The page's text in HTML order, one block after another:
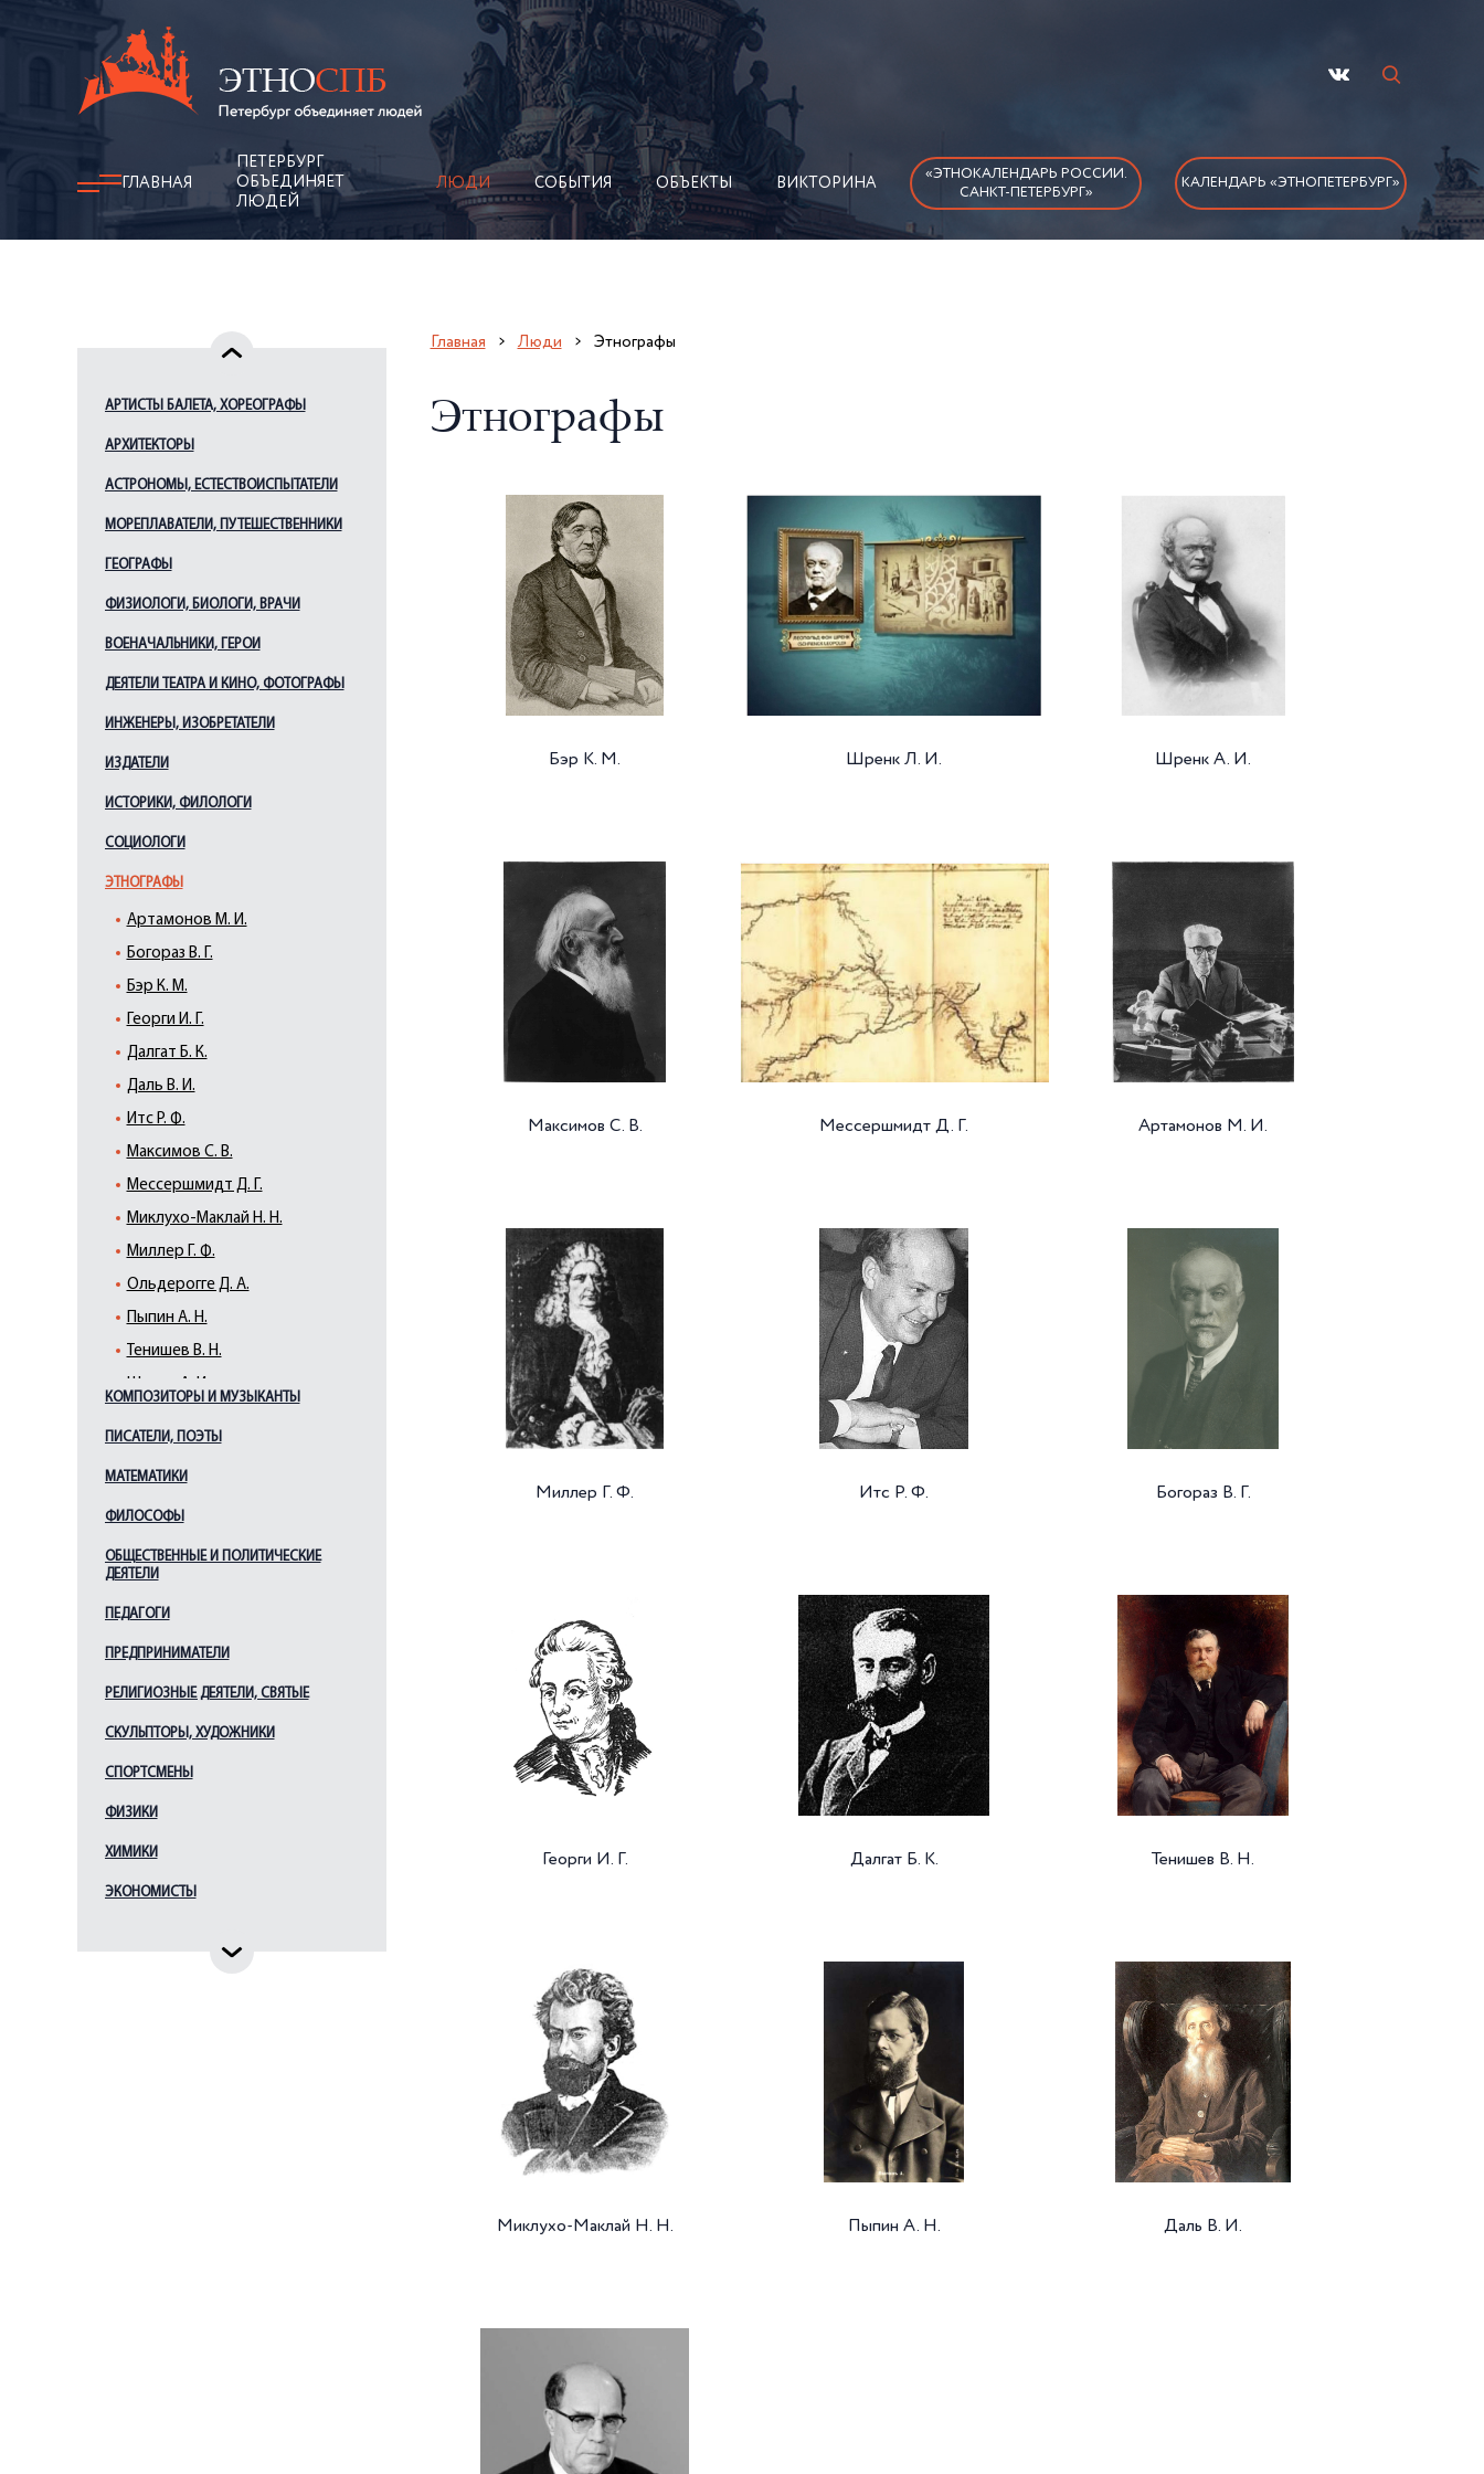
ГЛАВНАЯ
ПЕТЕРБУРГ
ОБЪЕДИНЯЕТ
ЛЮДЕЙ
ЛЮДИ СОБЫТИЯ ОБЪЕКТЫ ВИКТОРИНА
«ЭТНОКАЛЕНДАРЬ РОССИИ.
САНКТ-ПЕТЕРБУРГ»
КАЛЕНДАРЬ «ЭТНОПЕТЕРБУРГ»
АРТИСТЫ БАЛЕТА, ХОРЕОГРАФЫ
АРХИТЕКТОРЫ
АСТРОНОМЫ, ЕСТЕСТВОИСПЫТАТЕЛИ
МОРЕПЛАВАТЕЛИ, ПУТЕШЕСТВЕННИКИ
ГЕОГРАФЫ
ФИЗИОЛОГИ, БИОЛОГИ, ВРАЧИ
ВОЕНАЧАЛЬНИКИ, ГЕРОИ
ДЕЯТЕЛИ ТЕАТРА И КИНО, ФОТОГРАФЫ
ИНЖЕНЕРЫ, ИЗОБРЕТАТЕЛИ
ИЗДАТЕЛИ
ИСТОРИКИ, ФИЛОЛОГИ
СОЦИОЛОГИ
ЭТНОГРАФЫ
Артамонов М. И.
Богораз В. Г.
Бэр К. М.
Георги И. Г.
Далгат Б. К.
Даль В. И.
Итс Р. Ф.
Максимов С. В.
Мессершмидт Д. Г.
Миклухо-Маклай Н. Н.
Миллер Г. Ф.
Ольдерогге Д. А.
Пыпин А. Н.
Тенишев В. Н.
КОМПОЗИТОРЫ И МУЗЫКАНТЫ
ПИСАТЕЛИ, ПОЭТЫ
МАТЕМАТИКИ
ФИЛОСОФЫ
ОБЩЕСТВЕННЫЕ И ПОЛИТИЧЕСКИЕ
ДЕЯТЕЛИ
ПЕДАГОГИ
ПРЕДПРИНИМАТЕЛИ
РЕЛИГИОЗНЫЕ ДЕЯТЕЛИ, СВЯТЫЕ
СКУЛЬПТОРЫ, ХУДОЖНИКИ
СПОРТСМЕНЫ
ФИЗИКИ
ХИМИКИ
ЭКОНОМИСТЫ
Главная Люди Этнографы
Этнографы
Бэр К. М. Шренк Л. И. Шренк А. И.
Максимов С. В. Мессершмидт Д. Г. Артамонов М. И.
Миллер Г. Ф. Итс Р. Ф. Богораз В. Г.
Георги И. Г. Далгат Б. К. Тенишев В. Н.
Миклухо-Маклай Н. Н. Пыпин А. Н. Даль В. И.